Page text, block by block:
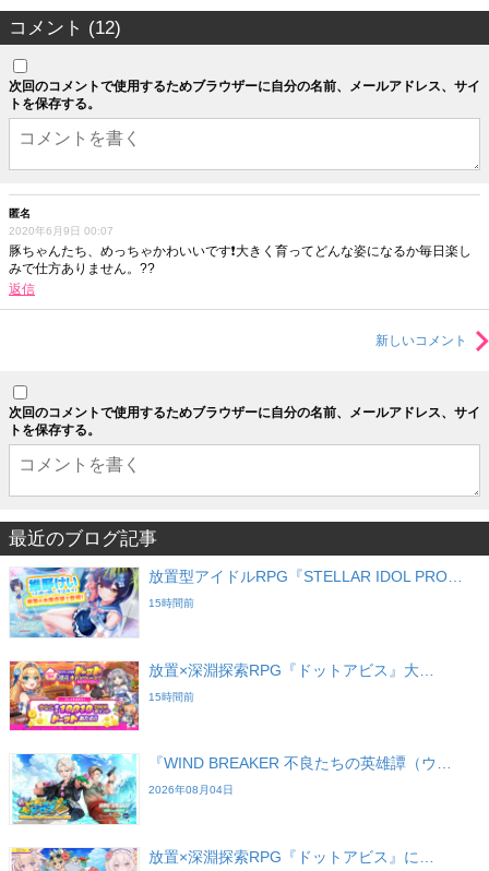
コメント (12)
次回のコメントで使用するためブラウザーに自分の名前、メールアドレス、サイ
トを保存する。
匿名
2020年6月9日 00:07
豚ちゃんたち、めっちゃかわいいです❗大きく育ってどんな姿になるか毎日楽し
みで仕方ありません。??
返信
新しいコメント
次回のコメントで使用するためブラウザーに自分の名前、メールアドレス、サイ
トを保存する。
最近のブログ記事
放置型アイドルRPG『STELLAR IDOL PRO…
15時間前
放置×深淵探索RPG『ドットアビス』大…
15時間前
『WIND BREAKER 不良たちの英雄譚（ウ…
2026年08月04日
放置×深淵探索RPG『ドットアビス』に…